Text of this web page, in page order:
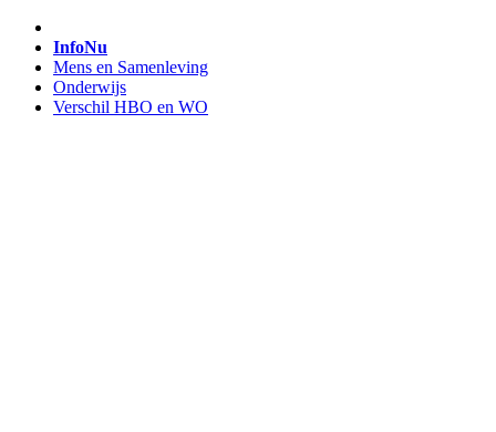
InfoNu
Mens en Samenleving
Onderwijs
Verschil HBO en WO